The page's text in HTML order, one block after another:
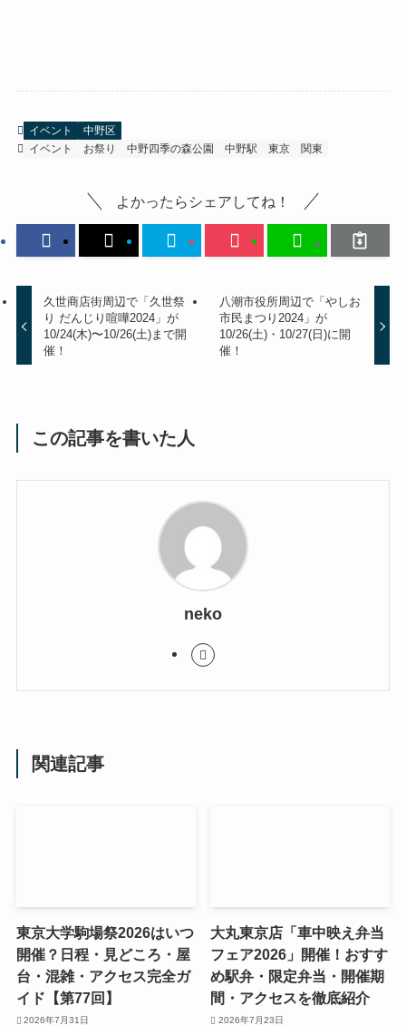
イベント
中野区
イベント
お祭り 中野四季の森公園 中野駅 東京 関東
よかったらシェアしてね！
久世商店街周辺で「久世祭
り だんじり喧嘩2024」が
10/24(木)〜10/26(土)まで開
催！
八潮市役所周辺で「やしお
市民まつり2024」が
10/26(土)・10/27(日)に開
催！
この記事を書いた人
neko
関連記事
東京大学駒場祭2026はいつ
開催？日程・見どころ・屋
台・混雑・アクセス完全ガ
イド【第77回】
2026年7月31日
大丸東京店「車中映え弁当
フェア2026」開催！おすす
め駅弁・限定弁当・開催期
間・アクセスを徹底紹介
2026年7月23日